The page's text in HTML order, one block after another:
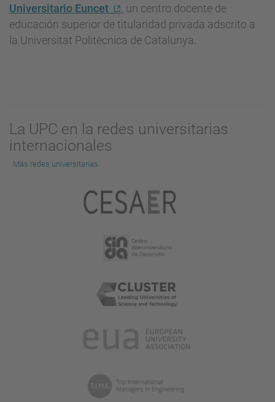
Universitario Euncet
, un centro docente de
educación superior de titularidad privada adscrito a
la Universitat Politècnica de Catalunya.
La UPC en la redes universitarias
internacionales
Más redes universitarias